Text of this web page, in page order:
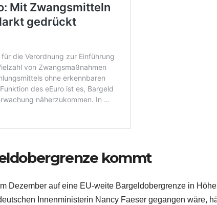
kommt
Dezember auf eine EU-weite Bargeldobergrenze in Höhe
Innenministerin Nancy Faeser gegangen wäre,